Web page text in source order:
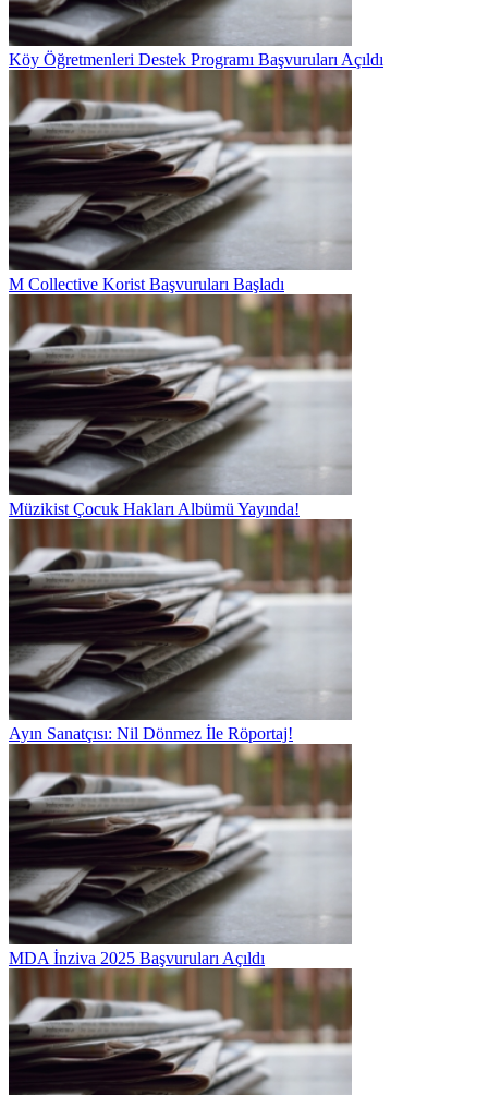
Köy Öğretmenleri Destek Programı Başvuruları Açıldı
M Collective Korist Başvuruları Başladı
Müzikist Çocuk Hakları Albümü Yayında!
Ayın Sanatçısı: Nil Dönmez İle Röportaj!
MDA İnziva 2025 Başvuruları Açıldı